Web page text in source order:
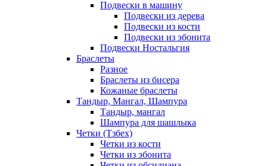
Подвески в машину
Подвески из дерева
Подвески из кости
Подвески из эбонита
Подвески Ностальгия
Браслеты
Разное
Браслеты из бисера
Кожаные браслеты
Тандыр, Мангал, Шампура
Тандыр, мангал
Шампура для шашлыка
Четки (Тзбех)
Четки из кости
Четки из эбонита